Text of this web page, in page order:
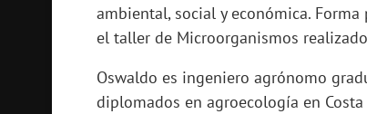
ambiental, social y económica.
el taller de Microorganismos
Oswaldo es ingeniero agrónomo
diplomados en agroecología en